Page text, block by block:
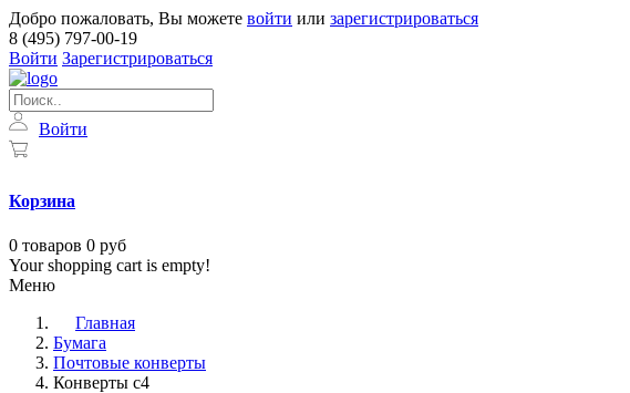
Добро пожаловать, Вы можете войти или зарегистрироваться
8 (495) 797-00-19
Войти Зарегистрироваться
Войти
Корзина
0 товаров 0 руб
Your shopping cart is empty!
Меню
Главная
Бумага
Почтовые конверты
Конверты с4